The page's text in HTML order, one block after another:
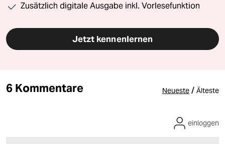
Zusätzlich digitale Ausgabe inkl. Vorlesefunktion
Jetzt kennenlernen
6 Kommentare Neueste / Älteste
einloggen